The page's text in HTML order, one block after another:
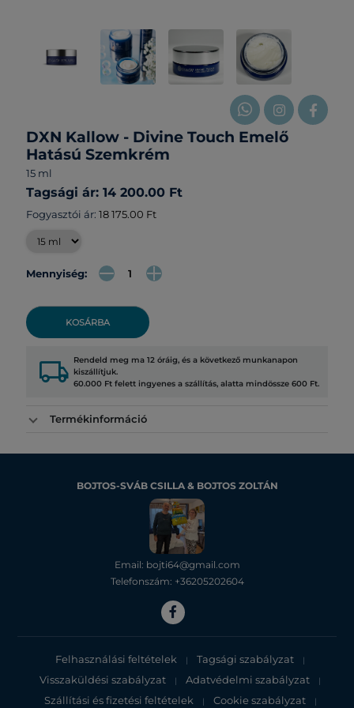
DXN Kallow - Divine Touch Emelő
Hatású Szemkrém
15 ml
Tagsági ár: 14 200.00 Ft
Fogyasztói ár: 18 175.00 Ft
Mennyiség:
KOSÁRBA
local_shipping Rendeld meg ma 12 óráig, és a következő munkanapon
kiszállítjuk.
60.000 Ft felett ingyenes a szállítás, alatta mindössze 600 Ft.
Termékinformáció
BOJTOS-SVÁB CSILLA & BOJTOS ZOLTÁN
Email: bojti64@gmail.com
Telefonszám: +36205202604
Felhasználási feltételek | Tagsági szabályzat |
Visszaküldési szabályzat | Adatvédelmi szabályzat |
Szállítási és fizetési feltételek | Cookie szabályzat |